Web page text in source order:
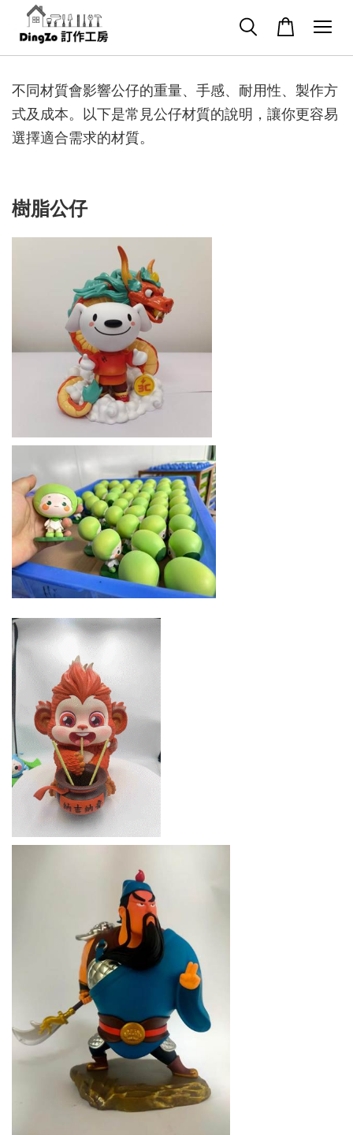
不同材質會影響公仔的重量、手感、耐用性、製作方
式及成本。以下是常見公仔材質的說明，讓你更容易
選擇適合需求的材質。
樹脂公仔